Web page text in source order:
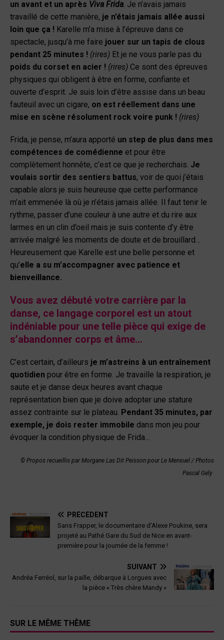
un avant et un après Viva Frida. Je n’avais jamais
travaillé de cette manière, je n’étais jamais allée aussi
loin que ça ! Karelle m’a mise à l’épreuve dans ce
spectacle, jusqu’à me faire jouer sur un tapis de clous
pendant 25 minutes ! (rires) Et je ne vous parle pas du
poids du corset en acier ! (rires) Ce sont des épreuves
physiques qui obligent à être en forme, confiante et
ouverte d’esprit. Je suis loin d’être assise dans un beau
fauteuil avec un cigare, on est réellement dans une
mise en scène résolument rock voire punk ! (rires)
Frida, je pense, m’aura apporté un step de plus dans mes
compétences de comédienne et pour être
complètement honnête, c’est ce que je recherchais. Je
voulais sortir des sentiers battus, voir de quoi j’étais
capable alors je suis heureuse que cette performance
m’ait emmenée là où je n’étais jamais allée. Il faut tenir le
rythme, passer d’une couleur à une autre et du rire aux
larmes en un clin d’oeil mais je suis contente d’y être
arrivée malgré les moments de doute et de brouillard…
Heureusement que Karelle est une belle personne et
qu’elle a su m’accompagner avec patience et
bienveillance.
Vous avez débuté votre carrière par la
danse, ce langage corporel est un atout
indéniable pour une telle pièce qui exige de
s’abandonner corps et âme…
C’est certain, d’ailleurs je m’astreins à un entraînement
quotidien pour être en forme. Je travaille la respiration, je
saute et je danse deux heures avant chaque
représentation bien que je doive adopter une stature
assez contrainte sur le plateau. Pendant 35 minutes, par
exemple, je dois rester immobile dans mon jeu pour
évoquer la condition physique de Frida…
© Propos recueillis par Morgane Las Dit Peisson pour Le Mensuel / Photos
Pascal Gely
PRÉCÉDENT
Sans Frapper, le documentaire d’Alexe Poukine, sera
projeté au Pathé Gare du Sud de Nice en avant-
première pour la journée de la femme !
SUIVANT
Andréa Ferréol, sur la paille, débarque à Lorgues avec
la pièce « Très chère Mandy »
SUR LE MÊME THÈME